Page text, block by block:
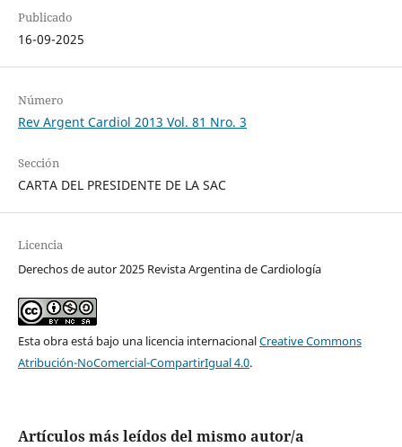
Publicado
16-09-2025
Número
Rev Argent Cardiol 2013 Vol. 81 Nro. 3
Sección
CARTA DEL PRESIDENTE DE LA SAC
Licencia
Derechos de autor 2025 Revista Argentina de Cardiología
Esta obra está bajo una licencia internacionalCreative Commons
Atribución-NoComercial-CompartirIgual 4.0.
Artículos más leídos del mismo autor/a